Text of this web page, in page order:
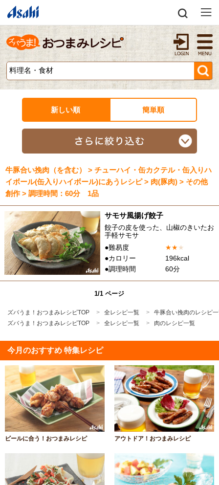
新しい順 簡単順
牛豚合い挽肉（を含む） > チューハイ・缶カクテル・缶入りハ
イボール(缶入りハイボール)にあうレシピ > 肉(豚肉) > その他
創作 > 調理時間：60分 1品
サモサ風揚げ餃子
餃子の皮を使った、山椒のきいたお
手軽サモサ
●難易度
★★★
●カロリー
196kcal
●調理時間
60分
1/1 ページ
ズバうま！おつまみレシピTOP 全レシピ一覧
牛豚合い挽肉のレシピ
ズバうま！おつまみレシピTOP
全レシピ一覧 肉のレシピ一覧
今月のおすすめ 特集レシピ
ビールに合う！おつまみレシピ アウトドア！おつまみレシピ